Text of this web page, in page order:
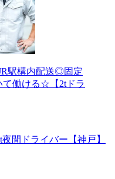
駅構内配送◎固定
て働ける☆【2tドラ
間ドライバー【神戸】